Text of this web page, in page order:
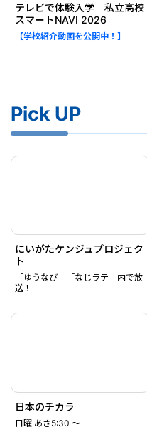
テレビで体験入学 私立高校
スマートNAVI 2026
【学校紹介動画を公開中！】
Pick UP
にいがたケンジュプロジェク
ト
「ゆうなび」「なじラテ」内で放
送！
日本のチカラ
日曜 あさ5:30 ～